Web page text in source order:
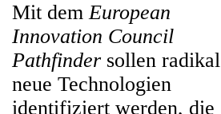
Mit demEuropean
Innovation Council
Pathfinder sollen radikal
neue Technologien
identifiziert werden, die